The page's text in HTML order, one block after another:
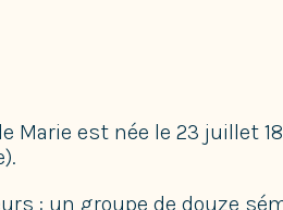
Marie est née le 23 juillet
: un groupe de douze